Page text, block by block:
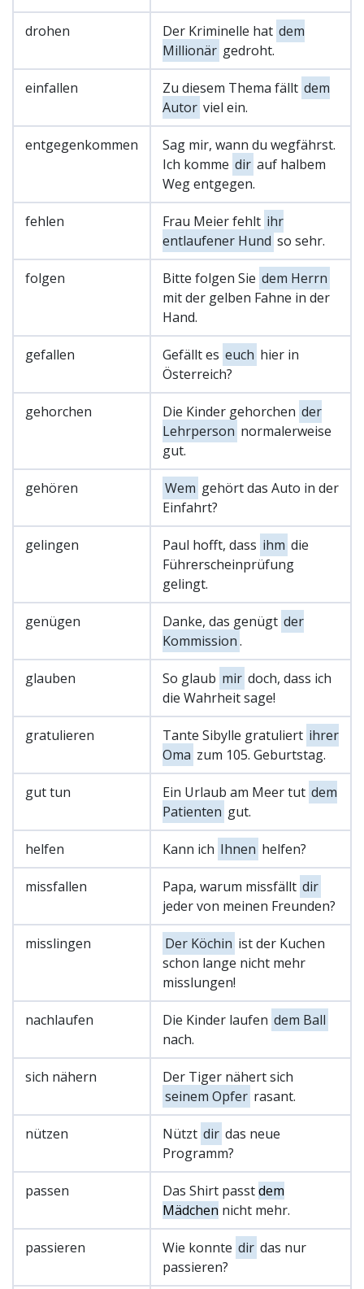
drohen Der Kriminelle hat dem
Millionär gedroht.
einfallen Zu diesem Thema fällt dem
Autor viel ein.
entgegenkommen
Sag mir, wann du wegfährst.
Ich komme dir auf halbem
Weg entgegen.
fehlen Frau Meier fehlt ihr
entlaufener Hund so sehr.
folgen Bitte folgen Sie dem Herrn
mit der gelben Fahne in der
Hand.
gefallen Gefällt es euch hier in
Österreich?
gehorchen Die Kinder gehorchen der
Lehrperson normalerweise
gut.
gehören Wem gehört das Auto in der
Einfahrt?
gelingen Paul hofft, dass ihm die
Führerscheinprüfung
gelingt.
genügen Danke, das genügt der
Kommission.
glauben So glaub mir doch, dass ich
die Wahrheit sage!
gratulieren Tante Sibylle gratuliert ihrer
Oma zum 105. Geburtstag.
gut tun Ein Urlaub am Meer tut dem
Patienten gut.
helfen Kann ich Ihnen helfen?
missfallen Papa, warum missfällt dir
jeder von meinen Freunden?
misslingen Der Köchin ist der Kuchen
schon lange nicht mehr
misslungen!
nachlaufen Die Kinder laufen dem Ball
nach.
sich nähern
Der Tiger nähert sich
seinem Opfer rasant.
nützen Nützt dir das neue
Programm?
passen Das Shirt passtdem
Mädchen nicht mehr.
passieren Wie konnte dir das nur
passieren?